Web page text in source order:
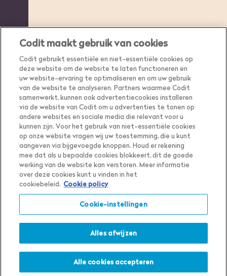
Toon inhoud voor
Nederlands
Land The Netherlands
Taal Nederlands
Privacy Notice
Cookie Settings
Whistleblower Policy
Codit maakt gebruik van cookies
Codit gebruikt essentiële en niet-essentiële cookies op
deze website om de website te laten functioneren en
uw website-ervaring te optimaliseren en om uw gebruik
van de website te analyseren. Partners waarmee Codit
samenwerkt, kunnen ook advertentiecookies installeren
via de website van Codit om u advertenties te tonen op
andere websites en sociale media die relevant voor u
kunnen zijn. Voor het gebruik van niet-essentiële cookies
op onze website vragen wij uw toestemming, die u kunt
aangeven via bijgevoegde knoppen. Houd er rekening
mee dat als u bepaalde cookies blokkeert, dit de goede
werking van de website kan verstoren. Meer informatie
over deze cookies kunt u vinden in het
cookiebeleid. Cookie policy
Cookie-instellingen
Alles afwijzen
Alle cookies accepteren